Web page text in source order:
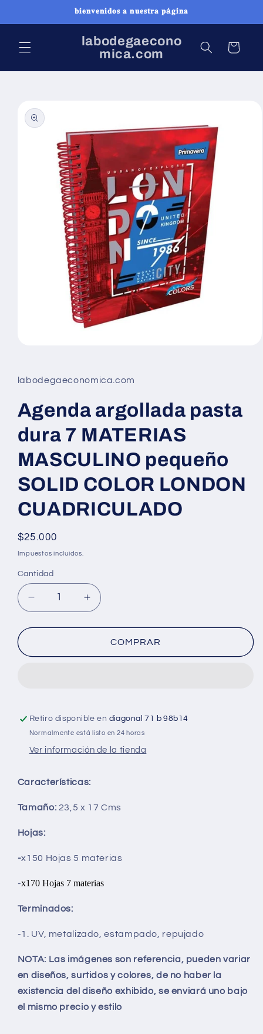
al contenido
𝐛𝐢𝐞𝐧𝐯𝐞𝐧𝐢𝐝𝐨𝐬 𝐚 𝐧𝐮𝐞𝐬𝐭𝐫𝐚 𝐩á𝐠𝐢𝐧𝐚
labodegaecono
mica.com
Carrito
información
del producto
1
en
ventana
modal
labodegaeconomica.com
Agenda argollada pasta
dura 7 MATERIAS
MASCULINO pequeño
SOLID COLOR LONDON
CUADRICULADO
Precio
habitual
$25.000
Impuestos incluidos.
Cantidad
Cantidad
Reducir
cantidad
para
argollada
MASCULINO
pequeño
SOLID
CUADRICULADO
Aumentar
cantidad
para
Agenda
argollada
MASCULINO
pequeño
SOLID
CUADRICULADO
COMPRAR
Retiro disponible en diagonal 71 b 98b14
Normalmente está listo en 24 horas
Ver información de la tienda
Características:
Tamaño: 23,5 x 17 Cms
Hojas:
-x150 Hojas 5 materias
-x170 Hojas 7 materias
Terminados:
-1. UV, metalizado, estampado, repujado
NOTA: Las imágenes son referencia, pueden variar
en diseños, surtidos y colores, de no haber la
existencia del diseño exhibido, se enviará uno bajo
el mismo precio y estilo